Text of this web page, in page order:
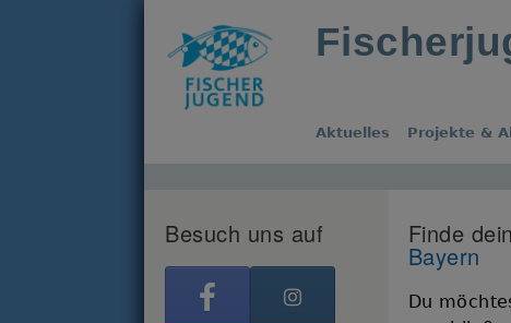
Aktuelles Projekte &
Finde
Bayern
Du
Besuch uns auf